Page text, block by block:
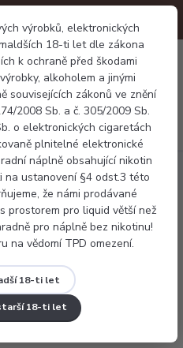
výrobků, elektronických
18-ti let dle zákona
k ochraně před škodami
alkoholem a jinými
souvisejících zákonů ve znění
2008 Sb. a č. 305/2009 Sb.
o elektronických cigaretách
plnitelné elektronické
náplně obsahující nikotin
na ustanovení §4 odst.3 této
že námi prodávané
prostorem pro liquid větší než
pro náplně bez nikotinu!
na vědomí TPD omezení.
18-ti let
18-ti let
Menu
0 Kč
10ml
10ml